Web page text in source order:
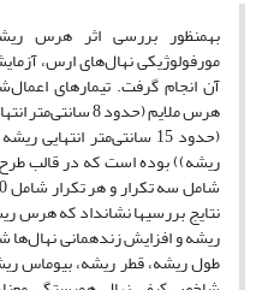
به‏منظور بررسی اثر هرس
مورفولوژیکی نهال‌های ارس،
ریشه)) بوده ‏است که در قالب طرح
نتایج بررسی‏ها نشان‏داد که هرس
ریشه و افزایش زنده‏مانی نهال‌ها
طول ریشه، قطر ریشه، بیوماس